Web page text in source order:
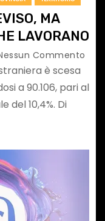
MA
LAVORANO
Commento
è scesa
a 90.106, pari al
del 10,4%. Di